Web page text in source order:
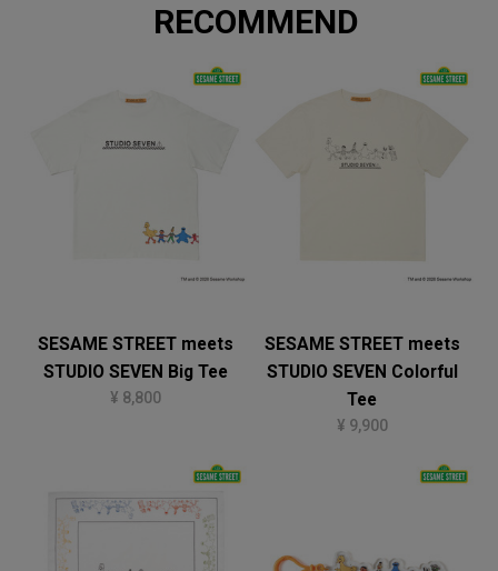
RECOMMEND
SESAME STREET meets
STUDIO SEVEN Big Tee
¥ 8,800
SESAME STREET meets
STUDIO SEVEN Colorful
Tee
¥ 9,900